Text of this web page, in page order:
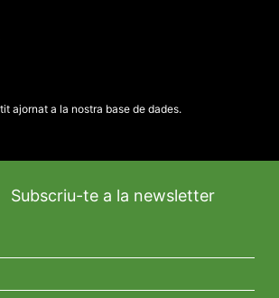
ajornat a la nostra base de dades.
Subscriu-te a la newsletter